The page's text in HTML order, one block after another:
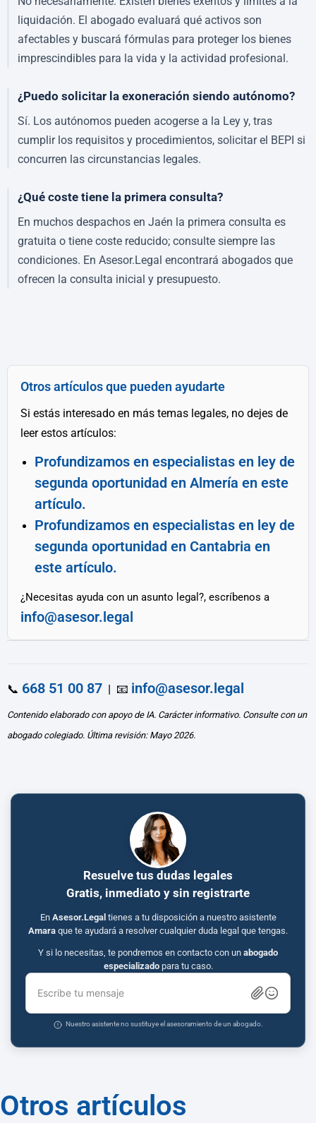
liquidación. El abogado evaluará qué activos son
afectables y buscará fórmulas para proteger los bienes
imprescindibles para la vida y la actividad profesional.
¿Puedo solicitar la exoneración siendo autónomo?
Sí. Los autónomos pueden acogerse a la Ley y, tras
cumplir los requisitos y procedimientos, solicitar el BEPI si
concurren las circunstancias legales.
¿Qué coste tiene la primera consulta?
En muchos despachos en Jaén la primera consulta es
gratuita o tiene coste reducido; consulte siempre las
condiciones. En Asesor.Legal encontrará abogados que
ofrecen la consulta inicial y presupuesto.
Otros artículos que pueden ayudarte
Si estás interesado en más temas legales, no dejes de
leer estos artículos:
Profundizamos en especialistas en ley de
segunda oportunidad en Almería en este
artículo.
Profundizamos en especialistas en ley de
segunda oportunidad en Cantabria en
este artículo.
¿Necesitas ayuda con un asunto legal?, escríbenos a
info@asesor.legal
📞 668 51 00 87 | 📧 info@asesor.legal
Contenido elaborado con apoyo de IA. Carácter informativo. Consulte con un
abogado colegiado. Última revisión: Mayo 2026.
Resuelve tus dudas legales
Gratis, inmediato y sin registrarte
En Asesor.Legal tienes a tu disposición a nuestro asistente
Amara que te ayudará a resolver cualquier duda legal que tengas.
Y si lo necesitas, te pondremos en contacto con un abogado
especializadopara tu caso.
Escribe tu mensaje
Nuestro asistente no sustituye el asesoramiento de un abogado.
Otros artículos